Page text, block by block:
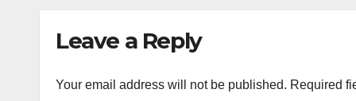
Leave a Reply
Your email address will not be published. Required